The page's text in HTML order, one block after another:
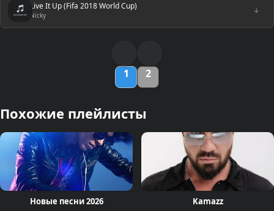
Live It Up (Fifa 2018 World Cup)
Nicky
↓
1 2
Похожие плейлисты
Новые песни 2026 Kamazz